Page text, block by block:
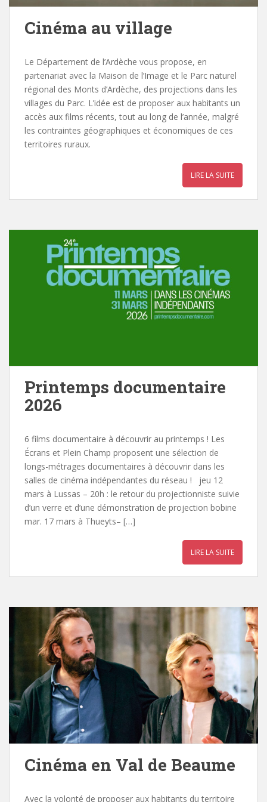
Cinéma au village
Le Département de l’Ardèche vous propose, en
partenariat avec la Maison de l’Image et le Parc naturel
régional des Monts d’Ardèche, des projections dans les
villages du Parc. L’idée est de proposer aux habitants un
accès aux films récents, tout au long de l’année, malgré
les contraintes géographiques et économiques de ces
territoires ruraux.
LIRE LA SUITE
Printemps documentaire
2026
6 films documentaire à découvrir au printemps ! Les
Écrans et Plein Champ proposent une sélection de
longs-métrages documentaires à découvrir dans les
salles de cinéma indépendantes du réseau ! jeu 12
mars à Lussas – 20h : le retour du projectionniste suivie
d’un verre et d’une démonstration de projection bobine
mar. 17 mars à Thueyts– […]
LIRE LA SUITE
Cinéma en Val de Beaume
Avec la volonté de proposer aux habitants du territoire